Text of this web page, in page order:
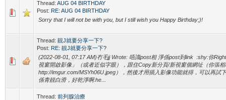
Thread: AUG 04 BIRTHDAY
Post: RE: AUG 04 BIRTHDAY
Sorry that I will not be with you, but I still wish you Happy Birthday;)!
Thread: 靚J就要分享一下?
Post: RE: 靚J就要分享一下?
(2022-08-01, 07:17 AM)冇毛jj Wrote: 唔識post相 淨係post到link :shy:你
視窗開啟影像」（或者近似字眼），跟住Copy新分頁/新視窗個網址（你張相
http://imgur.com/MSYh06U.jpeg），然後才用插入影像功能就得，可以再試
係青靚白滑，好乾淨啊:he...
Thread: 前列腺治療